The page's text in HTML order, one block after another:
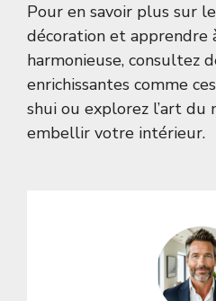
Pour en savoir plus sur
décoration et apprendre
harmonieuse, consultez
enrichissantes comme
shui ou explorez l’art du
embellir votre intérieur.